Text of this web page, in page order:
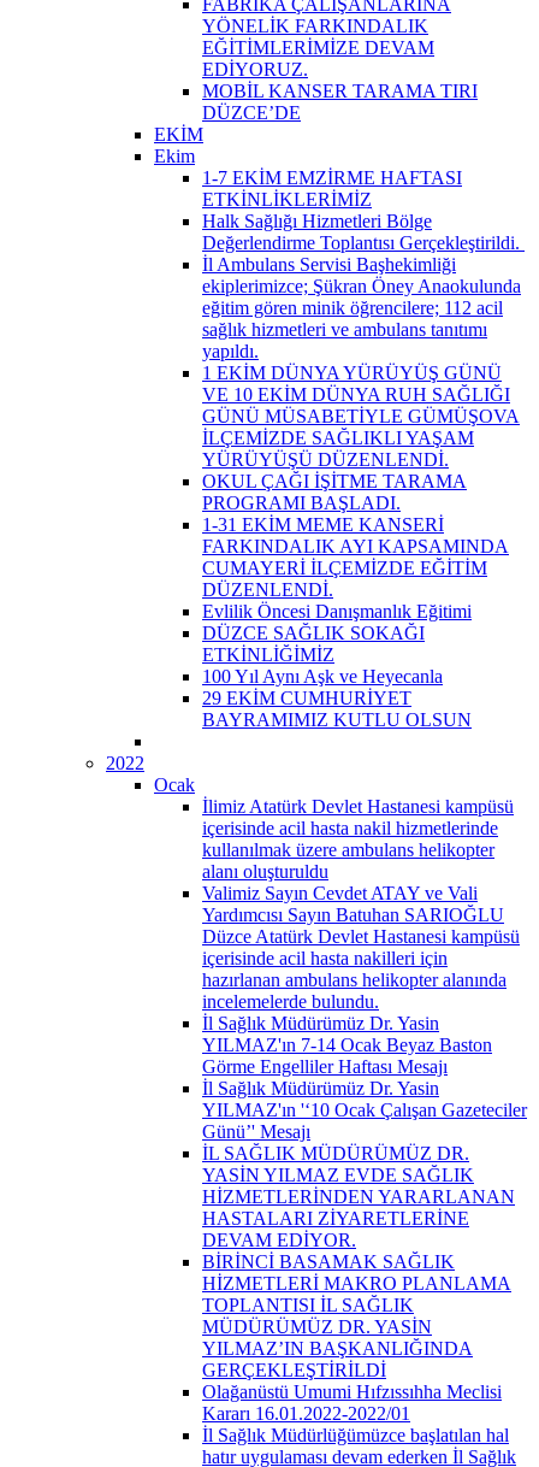
YÖNELİK FARKINDALIK
EĞİTİMLERİMİZE DEVAM
EDİYORUZ.
MOBİL KANSER TARAMA TIRI
DÜZCE’DE
EKİM
Ekim
1-7 EKİM EMZİRME HAFTASI
ETKİNLİKLERİMİZ
Halk Sağlığı Hizmetleri Bölge
Değerlendirme Toplantısı Gerçekleştirildi. ​
İl Ambulans Servisi Başhekimliği
ekiplerimizce; Şükran Öney Anaokulunda
eğitim gören minik öğrencilere; 112 acil
sağlık hizmetleri ve ambulans tanıtımı
yapıldı.
1 EKİM DÜNYA YÜRÜYÜŞ GÜNÜ
VE 10 EKİM DÜNYA RUH SAĞLIĞI
GÜNÜ MÜSABETİYLE GÜMÜŞOVA
İLÇEMİZDE SAĞLIKLI YAŞAM
YÜRÜYÜŞÜ DÜZENLENDİ.
OKUL ÇAĞI İŞİTME TARAMA
PROGRAMI BAŞLADI.
1-31 EKİM MEME KANSERİ
FARKINDALIK AYI KAPSAMINDA
CUMAYERİ İLÇEMİZDE EĞİTİM
DÜZENLENDİ.
Evlilik Öncesi Danışmanlık Eğitimi
DÜZCE SAĞLIK SOKAĞI
ETKİNLİĞİMİZ
100 Yıl Aynı Aşk ve Heyecanla
29 EKİM CUMHURİYET
BAYRAMIMIZ KUTLU OLSUN
2022
Ocak
İlimiz Atatürk Devlet Hastanesi kampüsü
içerisinde acil hasta nakil hizmetlerinde
kullanılmak üzere ambulans helikopter
alanı oluşturuldu
Valimiz Sayın Cevdet ATAY ve Vali
Yardımcısı Sayın Batuhan SARIOĞLU
Düzce Atatürk Devlet Hastanesi kampüsü
içerisinde acil hasta nakilleri için
hazırlanan ambulans helikopter alanında
incelemelerde bulundu.
İl Sağlık Müdürümüz Dr. Yasin
YILMAZ'ın 7-14 Ocak Beyaz Baston
Görme Engelliler Haftası Mesajı
İl Sağlık Müdürümüz Dr. Yasin
YILMAZ'ın '‘10 Ocak Çalışan Gazeteciler
Günü’' Mesajı
İL SAĞLIK MÜDÜRÜMÜZ DR.
YASİN YILMAZ EVDE SAĞLIK
HİZMETLERİNDEN YARARLANAN
HASTALARI ZİYARETLERİNE
DEVAM EDİYOR.
BİRİNCİ BASAMAK SAĞLIK
HİZMETLERİ MAKRO PLANLAMA
TOPLANTISI İL SAĞLIK
MÜDÜRÜMÜZ DR. YASİN
YILMAZ’IN BAŞKANLIĞINDA
GERÇEKLEŞTİRİLDİ
Olağanüstü Umumi Hıfzıssıhha Meclisi
Kararı 16.01.2022-2022/01
İl Sağlık Müdürlüğümüzce başlatılan hal
hatır uygulaması devam ederken İl Sağlık